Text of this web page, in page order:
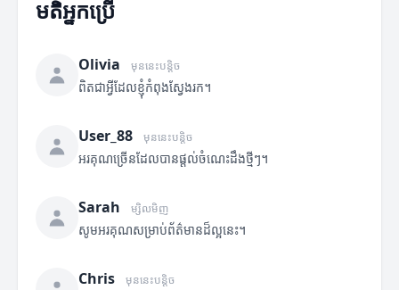
មតិអ្នកប្រើ
Olivia មុននេះបន្តិច
ពិតជាអ្វីដែលខ្ញុំកំពុងស្វែងរក។
User_88 មុននេះបន្តិច
អរគុណច្រើនដែលបានផ្តល់ចំណេះដឹងថ្មីៗ។
Sarah ម្សិលមិញ
សូមអរគុណសម្រាប់ព័ត៌មានដ៏ល្អនេះ។
Chris មុននេះបន្តិច